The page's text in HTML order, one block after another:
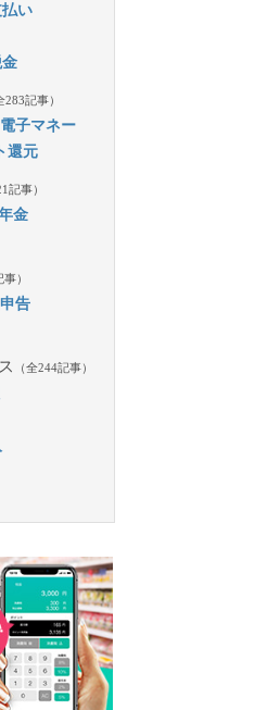
い
283記事）
電子マネー
還元
記事）
金
事）
告
（全244記事）